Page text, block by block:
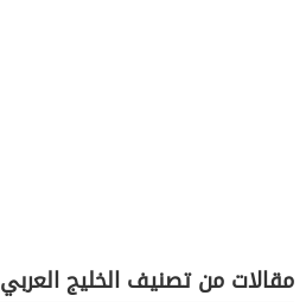
مقالات من تصنيف الخليج العربي